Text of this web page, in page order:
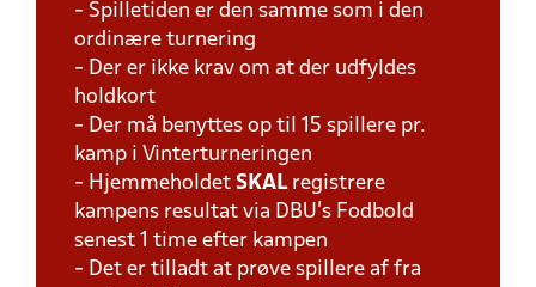
- Spilletiden er den samme som i den
ordinære turnering
- Der er ikke krav om at der udfyldes
holdkort
- Der må benyttes op til 15 spillere pr.
kamp i Vinterturneringen
- Hjemmeholdet SKAL registrere
kampens resultat via DBU's Fodbold
senest 1 time efter kampen
- Det er tilladt at prøve spillere af fra